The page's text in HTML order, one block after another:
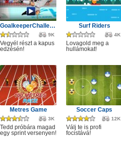
GoalkeeperChallenge
9K
Vegyél részt a kapus
edzésén!
Surf Riders
4K
Lovagold meg a
hullámokat!
Metres Game
3K
Tedd próbára magad
egy sprint versenyen!
Soccer Caps
12K
Válj te is profi
focistává!